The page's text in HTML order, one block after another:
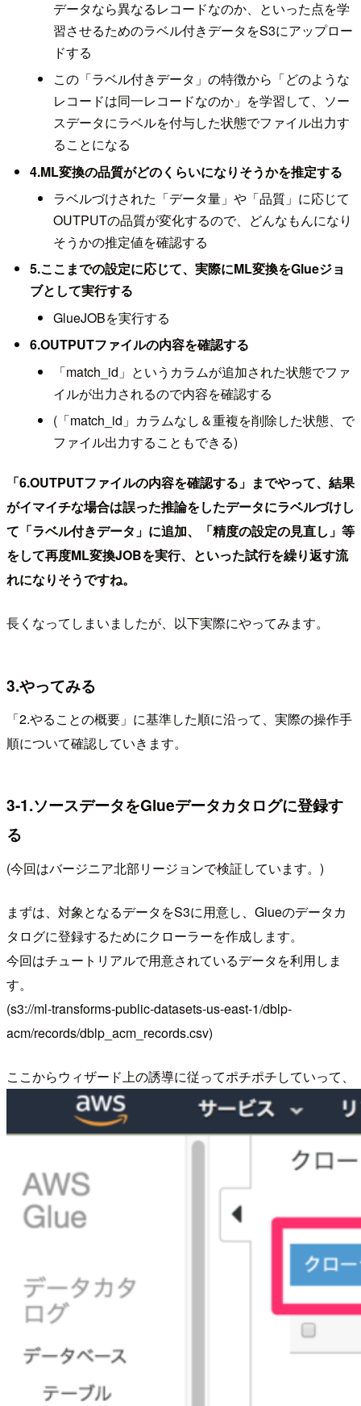
データなら異なるレコードなのか、といった点を学
習させるためのラベル付きデータをS3にアップロー
ドする
この「ラベル付きデータ」の特徴から「どのような
レコードは同一レコードなのか」を学習して、ソー
スデータにラベルを付与した状態でファイル出力す
ることになる
4.ML変換の品質がどのくらいになりそうかを推定する
ラベルづけされた「データ量」や「品質」に応じて
OUTPUTの品質が変化するので、どんなもんになり
そうかの推定値を確認する
5.ここまでの設定に応じて、実際にML変換をGlueジョ
ブとして実行する
GlueJOBを実行する
6.OUTPUTファイルの内容を確認する
「match_id」というカラムが追加された状態でファ
イルが出力されるので内容を確認する
(「match_id」カラムなし＆重複を削除した状態、で
ファイル出力することもできる)
「6.OUTPUTファイルの内容を確認する」までやって、結果
がイマイチな場合は誤った推論をしたデータにラベルづけし
て「ラベル付きデータ」に追加、「精度の設定の見直し」等
をして再度ML変換JOBを実行、といった試行を繰り返す流
れになりそうですね。
長くなってしまいましたが、以下実際にやってみます。
3.やってみる
「2.やることの概要」に基準した順に沿って、実際の操作手
順について確認していきます。
3-1.ソースデータをGlueデータカタログに登録す
る
(今回はバージニア北部リージョンで検証しています。)
まずは、対象となるデータをS3に用意し、Glueのデータカ
タログに登録するためにクローラーを作成します。
今回はチュートリアルで用意されているデータを利用しま
す。
(s3://ml-transforms-public-datasets-us-east-1/dblp-
acm/records/dblp_acm_records.csv)
ここからウィザード上の誘導に従ってポチポチしていって、